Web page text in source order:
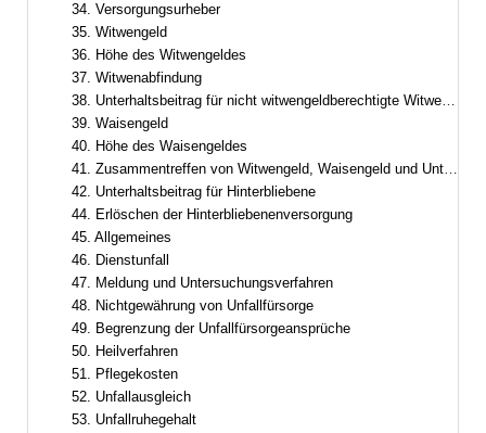
34. Versorgungsurheber
35. Witwengeld
36. Höhe des Witwengeldes
37. Witwenabfindung
38. Unterhaltsbeitrag für nicht witwengeldberechtigte Witwer oder Witwen
39. Waisengeld
40. Höhe des Waisengeldes
41. Zusammentreffen von Witwengeld, Waisengeld und Unterhaltsbeiträgen
42. Unterhaltsbeitrag für Hinterbliebene
44. Erlöschen der Hinterbliebenenversorgung
45. Allgemeines
46. Dienstunfall
47. Meldung und Untersuchungsverfahren
48. Nichtgewährung von Unfallfürsorge
49. Begrenzung der Unfallfürsorgeansprüche
50. Heilverfahren
51. Pflegekosten
52. Unfallausgleich
53. Unfallruhegehalt